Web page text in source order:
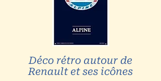
Déco rétro autour de
Renault et ses icônes